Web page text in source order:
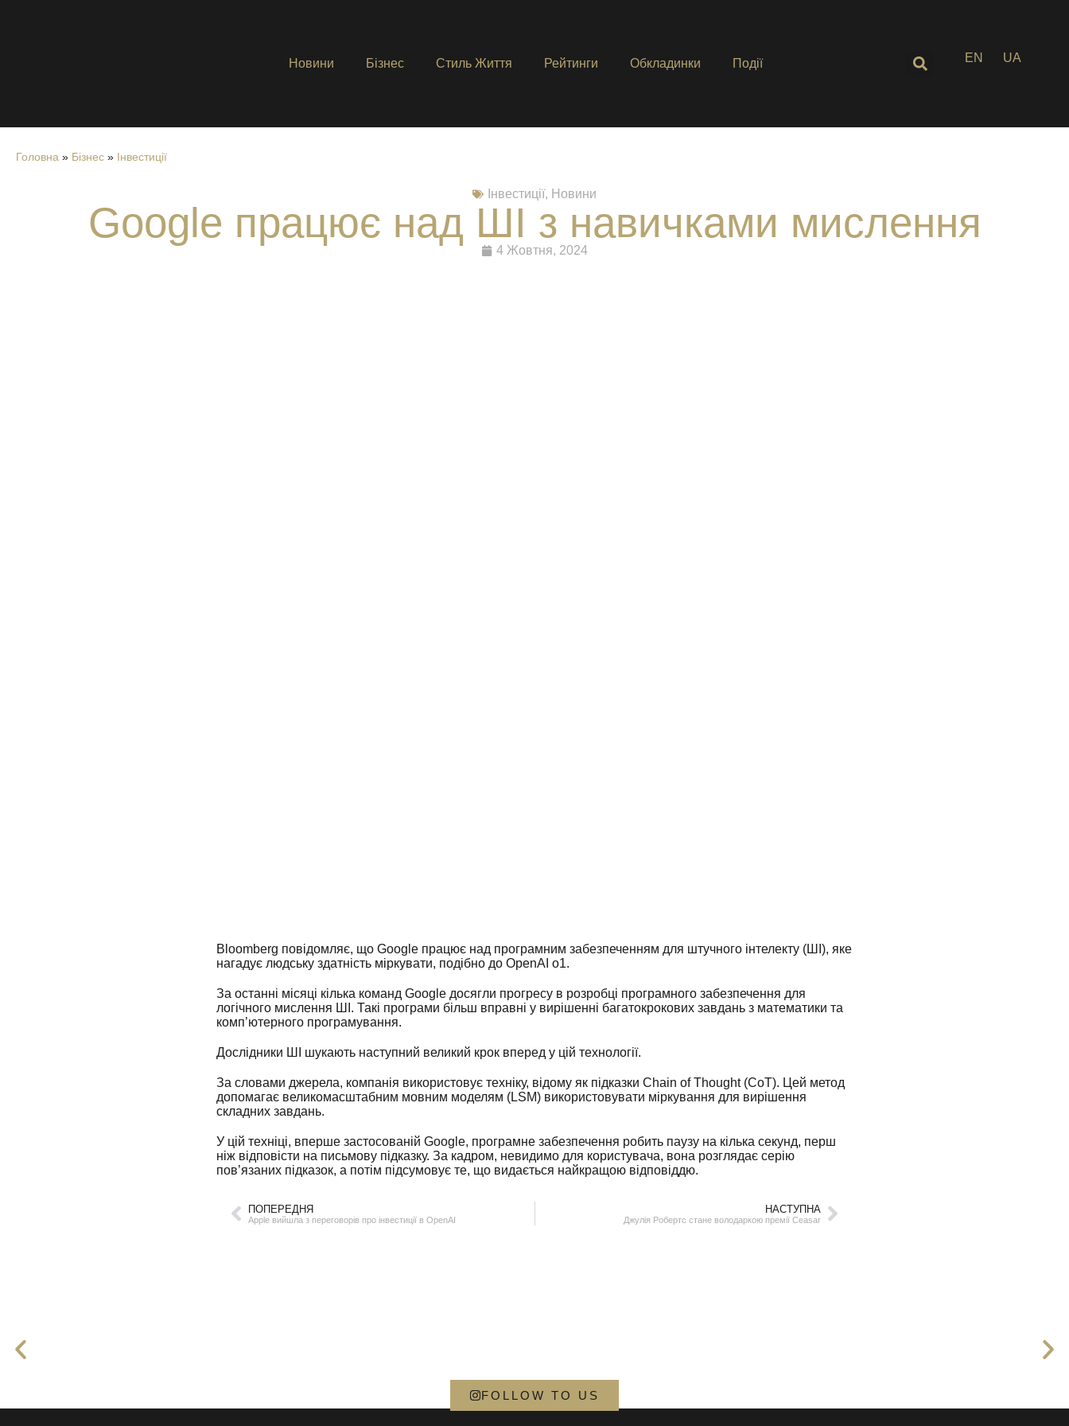
Новини Бізнес Стиль Життя Рейтинги Обкладинки Події EN UA
Головна » Бізнес » Інвестиції
Інвестиції, Новини
Google працює над ШІ з навичками мислення
4 Жовтня, 2024
Bloomberg повідомляє, що Google працює над програмним забезпеченням для штучного інтелекту (ШІ), яке
нагадує людську здатність міркувати, подібно до OpenAI o1.
За останні місяці кілька команд Google досягли прогресу в розробці програмного забезпечення для
логічного мислення ШІ. Такі програми більш вправні у вирішенні багатокрокових завдань з математики та
комп’ютерного програмування.
Дослідники ШІ шукають наступний великий крок вперед у цій технології.
За словами джерела, компанія використовує техніку, відому як підказки Chain of Thought (CoT). Цей метод
допомагає великомасштабним мовним моделям (LSM) використовувати міркування для вирішення
складних завдань.
У цій техніці, вперше застосованій Google, програмне забезпечення робить паузу на кілька секунд, перш
ніж відповісти на письмову підказку. За кадром, невидимо для користувача, вона розглядає серію
пов’язаних підказок, а потім підсумовує те, що видається найкращою відповіддю.
ПОПЕРЕДНЯ
Apple вийшла з переговорів про інвестиції в OpenAI
НАСТУПНА
Джулія Робертс стане володаркою премії Ceasar
FOLLOW TO US